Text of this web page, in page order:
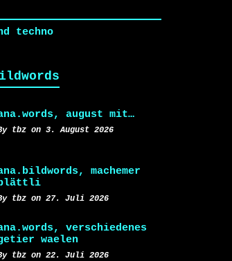
techno
august mit…
tbz on 3. August 2026
machemer
tbz on 27. Juli 2026
verschiedenes
waelen
tbz on 22. Juli 2026